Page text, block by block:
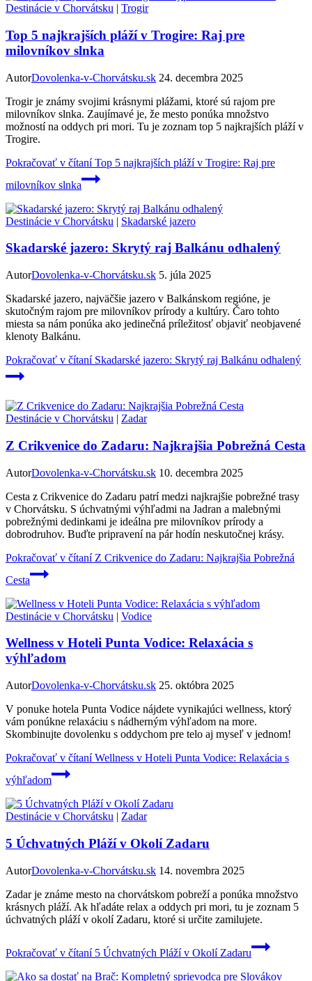
Destinácie v Chorvátsku | Trogir
Top 5 najkrajších pláží v Trogire: Raj pre
milovníkov slnka
AutorDovolenka-v-Chorvátsku.sk 24. decembra 2025
Trogir je známy svojimi krásnymi plážami, ktoré sú rajom pre
milovníkov slnka. Zaujímavé je, že mesto ponúka množstvo
možností na oddych pri mori. Tu je zoznam top 5 najkrajších pláží v
Trogire.
Pokračovať v čítaníTop 5 najkrajších pláží v Trogire: Raj pre
milovníkov slnka
Destinácie v Chorvátsku | Skadarské jazero
Skadarské jazero: Skrytý raj Balkánu odhalený
AutorDovolenka-v-Chorvátsku.sk 5. júla 2025
Skadarské jazero, najväčšie jazero v Balkánskom regióne, je
skutočným rajom pre milovníkov prírody a kultúry. Čaro tohto
miesta sa nám ponúka ako jedinečná príležitosť objaviť neobjavené
klenoty Balkánu.
Pokračovať v čítaníSkadarské jazero: Skrytý raj Balkánu odhalený
Destinácie v Chorvátsku | Zadar
Z Crikvenice do Zadaru: Najkrajšia Pobrežná Cesta
AutorDovolenka-v-Chorvátsku.sk 10. decembra 2025
Cesta z Crikvenice do Zadaru patrí medzi najkrajšie pobrežné trasy
v Chorvátsku. S úchvatnými výhľadmi na Jadran a malebnými
pobrežnými dedinkami je ideálna pre milovníkov prírody a
dobrodruhov. Buďte pripravení na pár hodín neskutočnej krásy.
Pokračovať v čítaníZ Crikvenice do Zadaru: Najkrajšia Pobrežná
Cesta
Destinácie v Chorvátsku | Vodice
Wellness v Hoteli Punta Vodice: Relaxácia s
výhľadom
AutorDovolenka-v-Chorvátsku.sk 25. októbra 2025
V ponuke hotela Punta Vodice nájdete vynikajúci wellness, ktorý
vám ponúkne relaxáciu s nádherným výhľadom na more.
Skombinujte dovolenku s oddychom pre telo aj myseľ v jednom!
Pokračovať v čítaníWellness v Hoteli Punta Vodice: Relaxácia s
výhľadom
Destinácie v Chorvátsku | Zadar
5 Úchvatných Pláží v Okolí Zadaru
AutorDovolenka-v-Chorvátsku.sk 14. novembra 2025
Zadar je známe mesto na chorvátskom pobreží a ponúka množstvo
krásnych pláží. Ak hľadáte relax a oddych pri mori, tu je zoznam 5
úchvatných pláží v okolí Zadaru, ktoré si určite zamilujete.
Pokračovať v čítaní5 Úchvatných Pláží v Okolí Zadaru